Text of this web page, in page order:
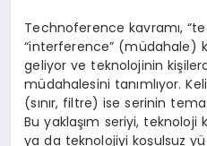
Technoference kavramı,
“interference” (müdahale)
geliyor ve teknolojinin
müdahalesini tanımlıyor.
(sınır, filtre) ise serinin
Bu yaklaşım seriyi, teknoloji
ya da teknolojiyi koşulsuz